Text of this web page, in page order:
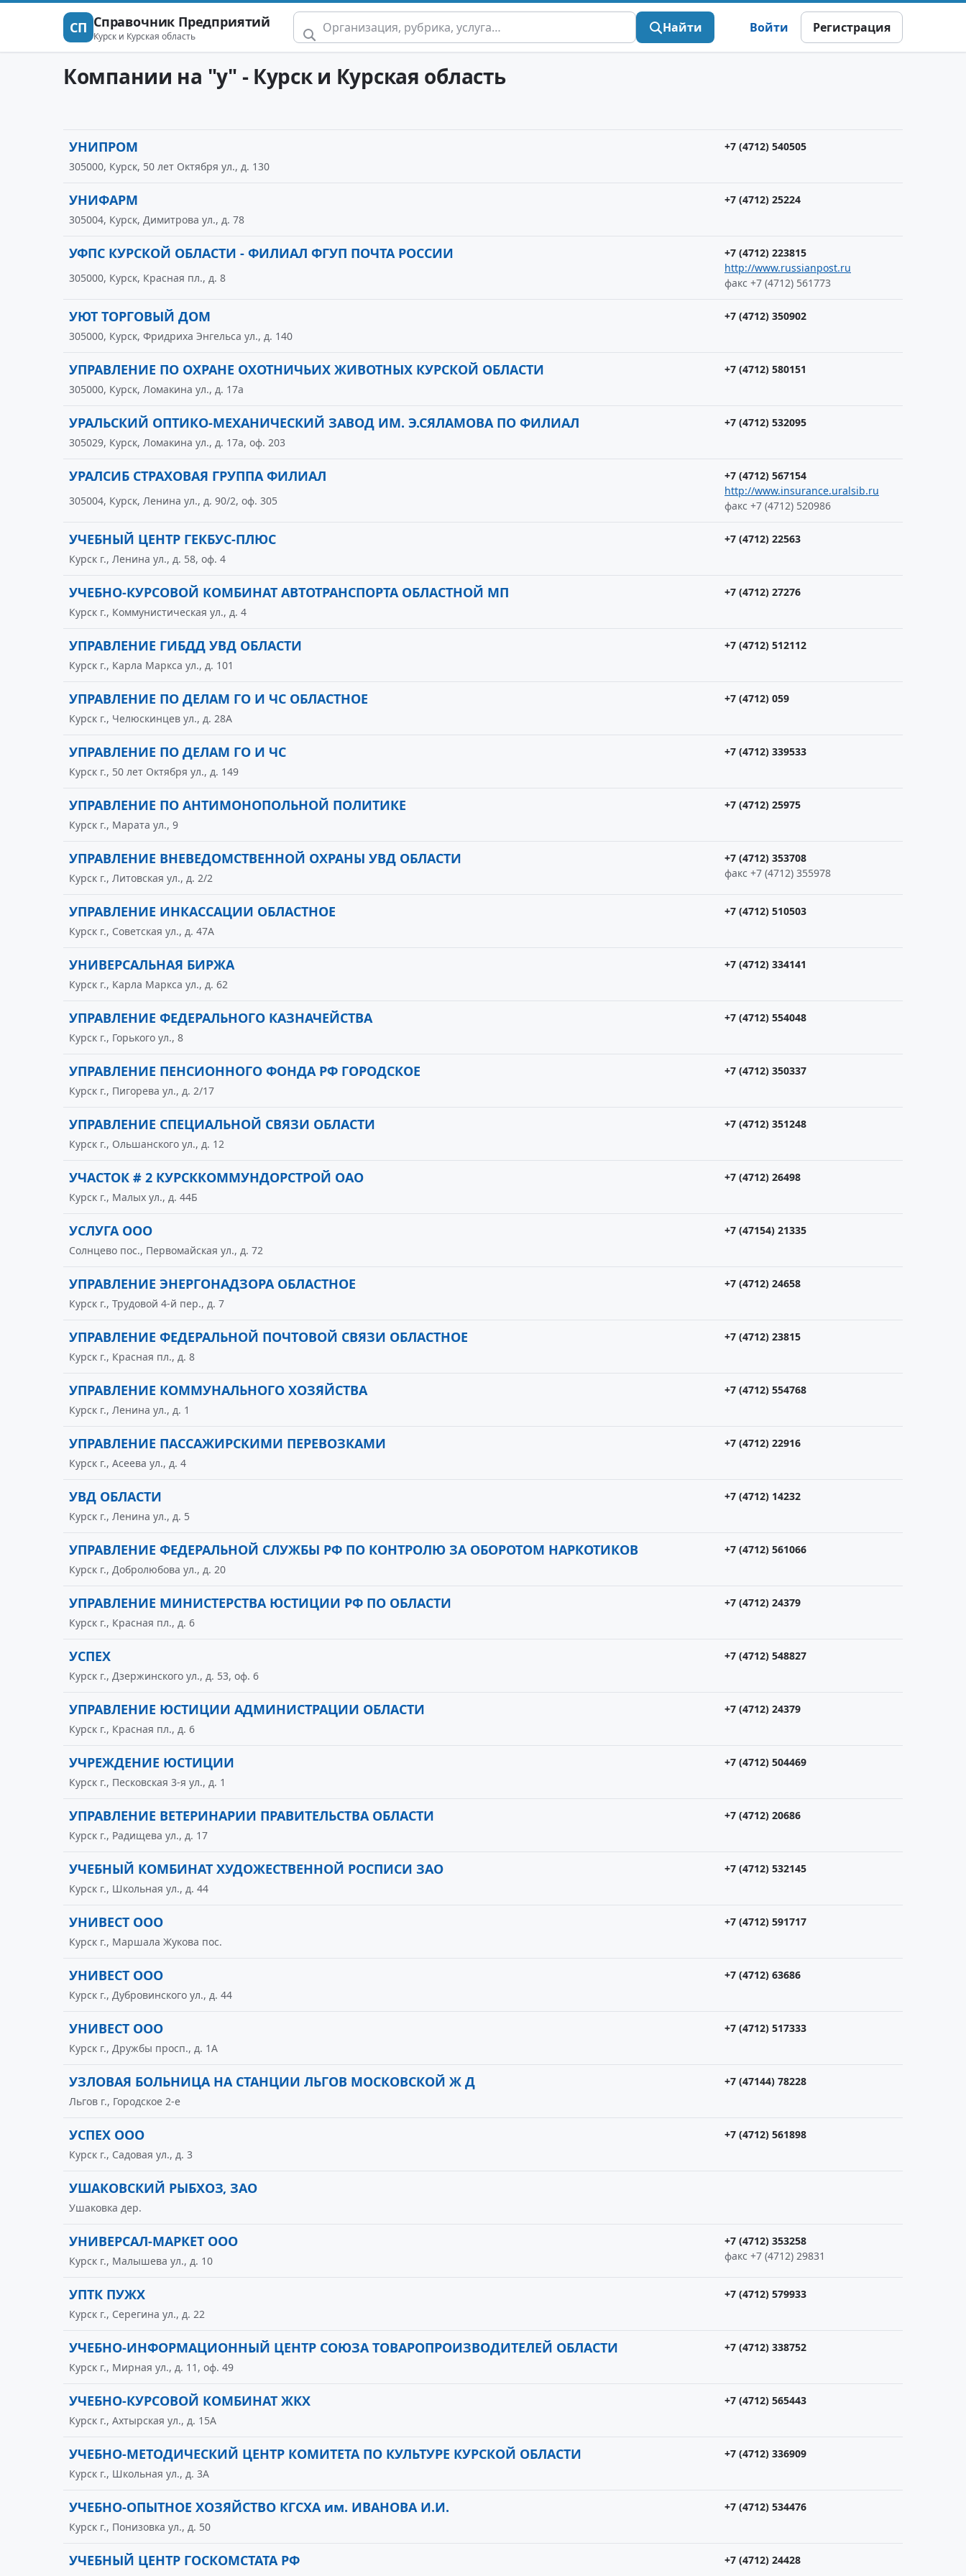
СП Справочник Предприятий
Курск и Курская область
Найти Войти Регистрация
Компании на "у" - Курск и Курская область
УНИПРОМ
+7 (4712) 540505
305000, Курск, 50 лет Октября ул., д. 130
УНИФАРМ
+7 (4712) 25224
305004, Курск, Димитрова ул., д. 78
УФПС КУРСКОЙ ОБЛАСТИ - ФИЛИАЛ ФГУП ПОЧТА РОССИИ
+7 (4712) 223815
http://www.russianpost.ru
факс +7 (4712) 561773
305000, Курск, Красная пл., д. 8
УЮТ ТОРГОВЫЙ ДОМ
+7 (4712) 350902
305000, Курск, Фридриха Энгельса ул., д. 140
УПРАВЛЕНИЕ ПО ОХРАНЕ ОХОТНИЧЬИХ ЖИВОТНЫХ КУРСКОЙ ОБЛАСТИ
+7 (4712) 580151
305000, Курск, Ломакина ул., д. 17а
УРАЛЬСКИЙ ОПТИКО-МЕХАНИЧЕСКИЙ ЗАВОД ИМ. Э.СЯЛАМОВА ПО ФИЛИАЛ
+7 (4712) 532095
305029, Курск, Ломакина ул., д. 17а, оф. 203
УРАЛСИБ СТРАХОВАЯ ГРУППА ФИЛИАЛ
+7 (4712) 567154
http://www.insurance.uralsib.ru
факс +7 (4712) 520986
305004, Курск, Ленина ул., д. 90/2, оф. 305
УЧЕБНЫЙ ЦЕНТР ГЕКБУС-ПЛЮС
+7 (4712) 22563
Курск г., Ленина ул., д. 58, оф. 4
УЧЕБНО-КУРСОВОЙ КОМБИНАТ АВТОТРАНСПОРТА ОБЛАСТНОЙ МП
+7 (4712) 27276
Курск г., Коммунистическая ул., д. 4
УПРАВЛЕНИЕ ГИБДД УВД ОБЛАСТИ
+7 (4712) 512112
Курск г., Карла Маркса ул., д. 101
УПРАВЛЕНИЕ ПО ДЕЛАМ ГО И ЧС ОБЛАСТНОЕ
+7 (4712) 059
Курск г., Челюскинцев ул., д. 28А
УПРАВЛЕНИЕ ПО ДЕЛАМ ГО И ЧС
+7 (4712) 339533
Курск г., 50 лет Октября ул., д. 149
УПРАВЛЕНИЕ ПО АНТИМОНОПОЛЬНОЙ ПОЛИТИКЕ
+7 (4712) 25975
Курск г., Марата ул., 9
УПРАВЛЕНИЕ ВНЕВЕДОМСТВЕННОЙ ОХРАНЫ УВД ОБЛАСТИ
+7 (4712) 353708
факс +7 (4712) 355978
Курск г., Литовская ул., д. 2/2
УПРАВЛЕНИЕ ИНКАССАЦИИ ОБЛАСТНОЕ
+7 (4712) 510503
Курск г., Советская ул., д. 47А
УНИВЕРСАЛЬНАЯ БИРЖА
+7 (4712) 334141
Курск г., Карла Маркса ул., д. 62
УПРАВЛЕНИЕ ФЕДЕРАЛЬНОГО КАЗНАЧЕЙСТВА
+7 (4712) 554048
Курск г., Горького ул., 8
УПРАВЛЕНИЕ ПЕНСИОННОГО ФОНДА РФ ГОРОДСКОЕ
+7 (4712) 350337
Курск г., Пигорева ул., д. 2/17
УПРАВЛЕНИЕ СПЕЦИАЛЬНОЙ СВЯЗИ ОБЛАСТИ
+7 (4712) 351248
Курск г., Ольшанского ул., д. 12
УЧАСТОК # 2 КУРСККОММУНДОРСТРОЙ ОАО
+7 (4712) 26498
Курск г., Малых ул., д. 44Б
УСЛУГА ООО
+7 (47154) 21335
Солнцево пос., Первомайская ул., д. 72
УПРАВЛЕНИЕ ЭНЕРГОНАДЗОРА ОБЛАСТНОЕ
+7 (4712) 24658
Курск г., Трудовой 4-й пер., д. 7
УПРАВЛЕНИЕ ФЕДЕРАЛЬНОЙ ПОЧТОВОЙ СВЯЗИ ОБЛАСТНОЕ
+7 (4712) 23815
Курск г., Красная пл., д. 8
УПРАВЛЕНИЕ КОММУНАЛЬНОГО ХОЗЯЙСТВА
+7 (4712) 554768
Курск г., Ленина ул., д. 1
УПРАВЛЕНИЕ ПАССАЖИРСКИМИ ПЕРЕВОЗКАМИ
+7 (4712) 22916
Курск г., Асеева ул., д. 4
УВД ОБЛАСТИ
+7 (4712) 14232
Курск г., Ленина ул., д. 5
УПРАВЛЕНИЕ ФЕДЕРАЛЬНОЙ СЛУЖБЫ РФ ПО КОНТРОЛЮ ЗА ОБОРОТОМ НАРКОТИКОВ
+7 (4712) 561066
Курск г., Добролюбова ул., д. 20
УПРАВЛЕНИЕ МИНИСТЕРСТВА ЮСТИЦИИ РФ ПО ОБЛАСТИ
+7 (4712) 24379
Курск г., Красная пл., д. 6
УСПЕХ
+7 (4712) 548827
Курск г., Дзержинского ул., д. 53, оф. 6
УПРАВЛЕНИЕ ЮСТИЦИИ АДМИНИСТРАЦИИ ОБЛАСТИ
+7 (4712) 24379
Курск г., Красная пл., д. 6
УЧРЕЖДЕНИЕ ЮСТИЦИИ
+7 (4712) 504469
Курск г., Песковская 3-я ул., д. 1
УПРАВЛЕНИЕ ВЕТЕРИНАРИИ ПРАВИТЕЛЬСТВА ОБЛАСТИ
+7 (4712) 20686
Курск г., Радищева ул., д. 17
УЧЕБНЫЙ КОМБИНАТ ХУДОЖЕСТВЕННОЙ РОСПИСИ ЗАО
+7 (4712) 532145
Курск г., Школьная ул., д. 44
УНИВЕСТ ООО
+7 (4712) 591717
Курск г., Маршала Жукова пос.
УНИВЕСТ ООО
+7 (4712) 63686
Курск г., Дубровинского ул., д. 44
УНИВЕСТ ООО
+7 (4712) 517333
Курск г., Дружбы просп., д. 1А
УЗЛОВАЯ БОЛЬНИЦА НА СТАНЦИИ ЛЬГОВ МОСКОВСКОЙ Ж Д
+7 (47144) 78228
Льгов г., Городское 2-е
УСПЕХ ООО
+7 (4712) 561898
Курск г., Садовая ул., д. 3
УШАКОВСКИЙ РЫБХОЗ, ЗАО
Ушаковка дер.
УНИВЕРСАЛ-МАРКЕТ ООО
+7 (4712) 353258
факс +7 (4712) 29831
Курск г., Малышева ул., д. 10
УПТК ПУЖХ
+7 (4712) 579933
Курск г., Серегина ул., д. 22
УЧЕБНО-ИНФОРМАЦИОННЫЙ ЦЕНТР СОЮЗА ТОВАРОПРОИЗВОДИТЕЛЕЙ ОБЛАСТИ
+7 (4712) 338752
Курск г., Мирная ул., д. 11, оф. 49
УЧЕБНО-КУРСОВОЙ КОМБИНАТ ЖКХ
+7 (4712) 565443
Курск г., Ахтырская ул., д. 15А
УЧЕБНО-МЕТОДИЧЕСКИЙ ЦЕНТР КОМИТЕТА ПО КУЛЬТУРЕ КУРСКОЙ ОБЛАСТИ
+7 (4712) 336909
Курск г., Школьная ул., д. 3А
УЧЕБНО-ОПЫТНОЕ ХОЗЯЙСТВО КГСХА им. ИВАНОВА И.И.
+7 (4712) 534476
Курск г., Понизовка ул., д. 50
УЧЕБНЫЙ ЦЕНТР ГОСКОМСТАТА РФ
+7 (4712) 24428